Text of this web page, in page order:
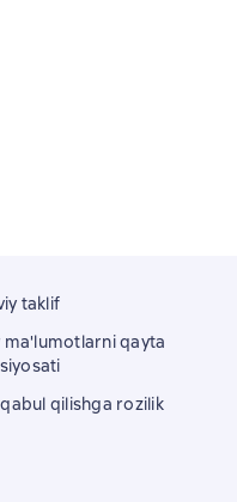
taklif
ma'lumotlarni qayta
qilishga rozilik